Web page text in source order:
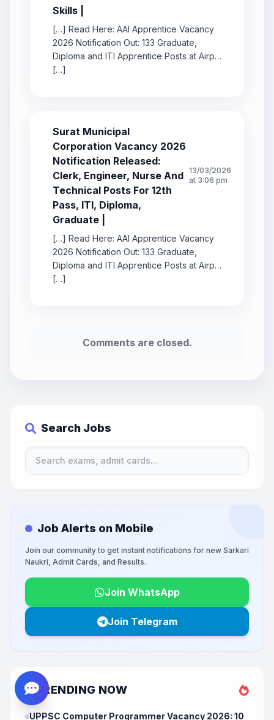
Skills |
[…] Read Here: AAI Apprentice Vacancy
2026 Notification Out: 133 Graduate,
Diploma and ITI Apprentice Posts at Airp…
[…]
Surat Municipal
Corporation Vacancy 2026
Notification Released:
Clerk, Engineer, Nurse And
Technical Posts For 12th
Pass, ITI, Diploma,
Graduate |
13/03/2026
at 3:06 pm
[…] Read Here: AAI Apprentice Vacancy
2026 Notification Out: 133 Graduate,
Diploma and ITI Apprentice Posts at Airp…
[…]
Comments are closed.
Search Jobs
Job Alerts on Mobile
Join our community to get instant notifications for new Sarkari
Naukri, Admit Cards, and Results.
Join WhatsApp
Join Telegram
TRENDING NOW
UPPSC Computer Programmer Vacancy 2026: 10